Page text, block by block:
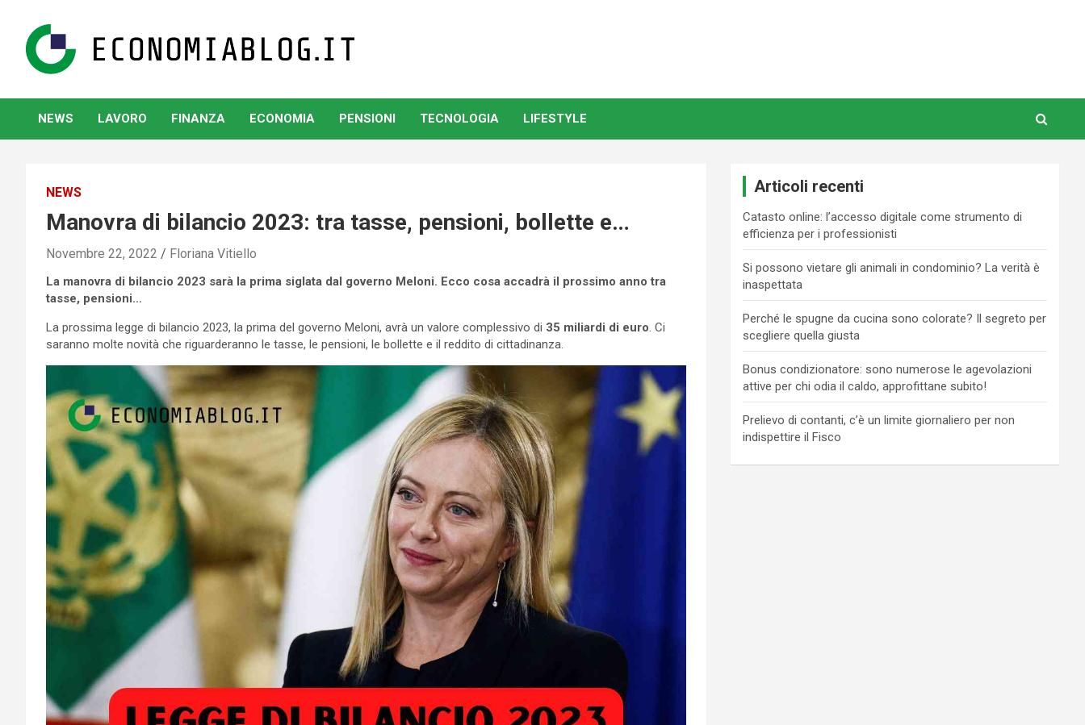
content
www.economiablog.it
NEWS LAVORO FINANZA ECONOMIA PENSIONI TECNOLOGIA LIFESTYLE
NEWS
Manovra di bilancio 2023: tra tasse, pensioni, bollette e…
Novembre 22, 2022 Floriana Vitiello
La manovra di bilancio 2023 sarà la prima siglata dal governo Meloni. Ecco cosa accadrà il prossimo anno tra
tasse, pensioni…
La prossima legge di bilancio 2023, la prima del governo Meloni, avrà un valore complessivo di 35 miliardi di euro. Ci
saranno molte novità che riguarderanno le tasse, le pensioni, le bollette e il reddito di cittadinanza.
Articoli recenti
Catasto online: l’accesso digitale come strumento di
efficienza per i professionisti
Si possono vietare gli animali in condominio? La verità è
inaspettata
Perché le spugne da cucina sono colorate? Il segreto per
scegliere quella giusta
Bonus condizionatore: sono numerose le agevolazioni
attive per chi odia il caldo, approfittane subito!
Prelievo di contanti, c’è un limite giornaliero per non
indispettire il Fisco